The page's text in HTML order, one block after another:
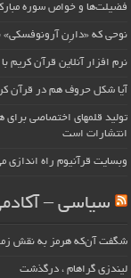
فضیلت‌ها و خواص سوره
نوحی که «دارِن
نرم افزار آنلاین قرآن
آیا شکل حروف هم در قرآن
تولید قلمهای اختصاصی برای
انتشارات است
وبسایت قرآنیوم راه اندازی
سیاسی –
شگفت آن‌که هرمز به نقش
لیندزی گراهام ، درگذشت